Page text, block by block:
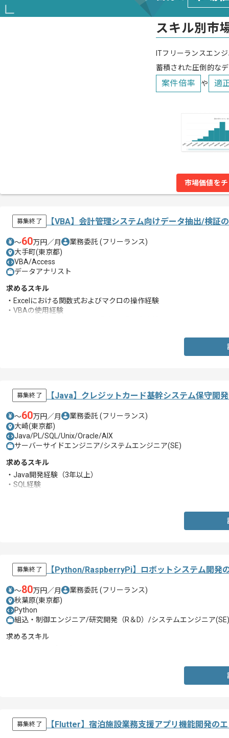
スキル別市
ITフリーランスエン
蓄積された圧倒的な
案件倍率 や 適
市場価値を
募集終了 【VBA】会計管理システム向けデータ抽出/検証
〜60万円／月 業務委託 (フリーランス)
大手町(東京都)
VBA/Access
データアナリスト
求めるスキル
・Excelにおける関数式およびマクロの操作経験
・VBAの使用経験
募集終了 【Java】クレジットカード基幹システム保守開
〜60万円／月 業務委託 (フリーランス)
大崎(東京都)
Java/PL/SQL/Unix/Oracle/AIX
サーバーサイドエンジニア/システムエンジニア(SE)
求めるスキル
・Java開発経験（3年以上）
・SQL経験
募集終了 【Python/RaspberryPi】ロボットシステム開発
〜80万円／月 業務委託 (フリーランス)
秋葉原(東京都)
Python
組込・制御エンジニア/研究開発（R＆D）/システムエンジニア(SE)
求めるスキル
募集終了 【Flutter】宿泊施設業務支援アプリ機能開発の